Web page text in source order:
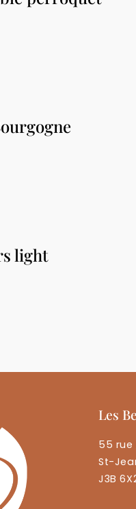
light
Les
55 rue
St-
J3B